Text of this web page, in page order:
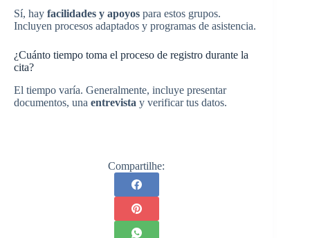
Sí, hay facilidades y apoyos para estos grupos.
Incluyen procesos adaptados y programas de asistencia.
¿Cuánto tiempo toma el proceso de registro durante la
cita?
El tiempo varía. Generalmente, incluye presentar
documentos, una entrevista y verificar tus datos.
Compartilhe: